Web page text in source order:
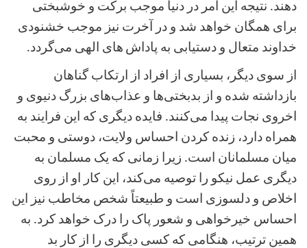
دهند. نتیجه این امر در دنیا موجب برکت و خوشبختی
برای همگان خواهد شد و در آخرت نیز موجب خشنودی
خداوند متعال و دستیابی به پاداش‌ های الهی می‌گردد.
از سوی دیگر، بسیاری از افراد از ارتکاب گناهان
بازداشته شده و از بدبختی‌ها و عذاب‌های بزرگ دنیوی و
اخروی نجات پیدا می‌کنند. فایده دیگری که این فرایند به
همراه دارد، زنده کردن احساس ولایت، دوستی و محبت
میان مسلمانان است. زیرا زمانی که یک مسلمان به
دیگری عمل نیکو را توصیه می‌کند، این کار او از روی
اخلاص و دلسوزی است و طبیعتاً شخص مخاطب نیز این
احساس خیرخواهی و شعور پاک را درک خواهد کرد. به
همین ترتیب، هنگامی که کسی دیگری را از کار بد